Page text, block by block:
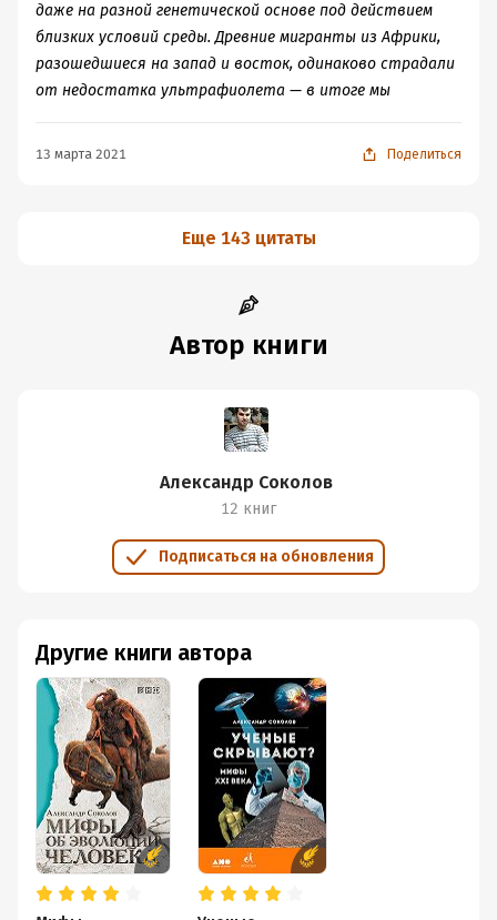
поделиться не решился, ограничился лишь невнятными
разговорами про научный мейнстрим. Вот зря!
Ну либо я его не понял -- тогда это большой минус для
научно-популярной книги.
всякий раз как я читаю о генетике. Сами генетики,
polymorphism. И на момент написания книги
выявили 258 снипов, ассоциированных с
Думаю, сегодня их ещё больше. И речь только о цвете
вопрос!
Ну и концентрация названий генов, снипов, белков и
ферментов -- у нас, неандертальцев и лабораторных
мышей, конечно, слишком высока для научно-
популярной книги.
Кстати, вот причина, по которой я не читаю детективов.
Это простая экономия энергии.
Разобраться, кто кого и зачем убил бывает примерно
так же сложно, как в учебнике молекулярной биологии.
Результат же несравним. Разгадывание детективных
даже на разной генетической основе под действием
близких условий среды. Древние мигранты из Африки,
разошедшиеся на запад и восток, одинаково страдали
от недостатка ультрафиолета — в итоге мы
13 марта 2021 Поделиться
Еще 143 цитаты
Автор книги
Александр Соколов
12 книг
Подписаться на обновления
Другие книги автора